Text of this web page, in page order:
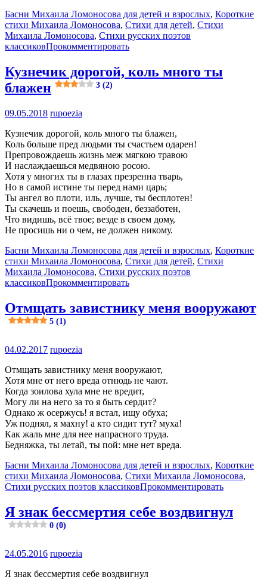
Басни Михаила Ломоносова для детей и взрослых, Короткие
стихи Михаила Ломоносова, Стихи для детей, Стихи
Михаила Ломоносова, Стихи русских поэтов
классиковПрокомментировать
Кузнечик дорогой, коль много ты
блажен
3 (2)
09.05.2018 rupoezia
Кузнечик дорогой, коль много ты блажен,
Коль больше пред людьми ты счастьем одарен!
Препровождаешь жизнь меж мягкою травою
И наслаждаешься медвяною росою.
Хотя у многих ты в глазах презренна тварь,
Но в самой истине ты перед нами царь;
Ты ангел во плоти, иль, лучше, ты бесплотен!
Ты скачешь и поешь, свободен, беззаботен,
Что видишь, всё твое; везде в своем дому,
Не просишь ни о чем, не должен никому.
Басни Михаила Ломоносова для детей и взрослых, Короткие
стихи Михаила Ломоносова, Стихи для детей, Стихи
Михаила Ломоносова, Стихи русских поэтов
классиковПрокомментировать
Отмщать завистнику меня вооружают
5 (1)
04.02.2017 rupoezia
Отмщать завистнику меня вооружают,
Хотя мне от него вреда отнюдь не чают.
Когда зоилова хула мне не вредит,
Могу ли на него за то я быть сердит?
Однако ж осержусь! я встал, ищу обуха;
Уж поднял, я махну! а кто сидит тут? муха!
Как жаль мне для нее напрасного труда.
Бедняжка, ты летай, ты пой: мне нет вреда.
Басни Михаила Ломоносова для детей и взрослых, Короткие
стихи Михаила Ломоносова, Стихи Михаила Ломоносова,
Стихи русских поэтов классиковПрокомментировать
Я знак бессмертия себе воздвигнул
0 (0)
24.05.2016 rupoezia
Я знак бессмертия себе воздвигнул